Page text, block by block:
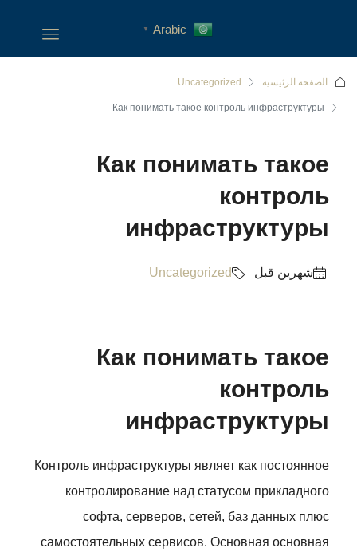
Arabic
▼
الصفحة الرئيسية Uncategorized
Как понимать такое контроль инфраструктуры
Как понимать такое
контроль
инфраструктуры
‏شهرين قبل Uncategorized
Как понимать такое
контроль
инфраструктуры
Контроль инфраструктуры являет как постоянное
контролирование над статусом прикладного
софта, серверов, сетей, баз данных плюс
самостоятельных сервисов. Основная основная